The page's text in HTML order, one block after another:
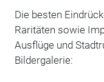
Die besten
Raritäten sowie
Ausflüge und
Bildergalerie: